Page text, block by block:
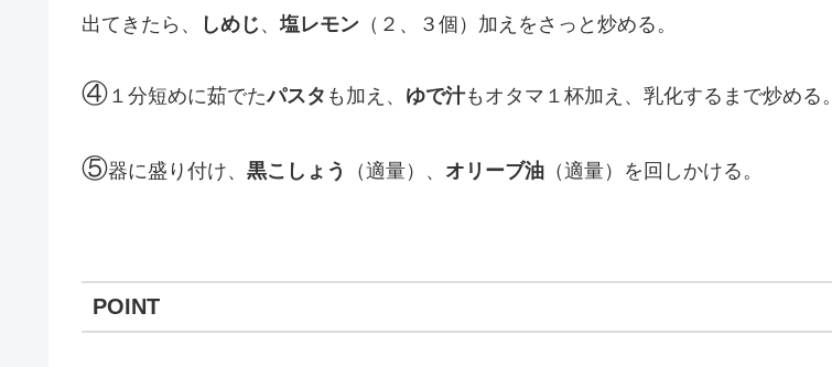
出てきたら、
しめじ 、塩レモン （２、３個）加えをさっと炒める。
④ １分短めに茹でたパスタ も加え、 ゆで汁もオタマ１杯加え、乳化するまで炒める。
⑤器に盛り付け、 黒こしょう （適量）、 オリーブ油 （適量）を回しかける。
POINT